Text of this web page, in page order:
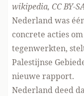
wikipedia, CC BY-
Nederland was
concrete acties
tegenwerkten,
Palestijnse
nieuwe rapport.
Nederland deed